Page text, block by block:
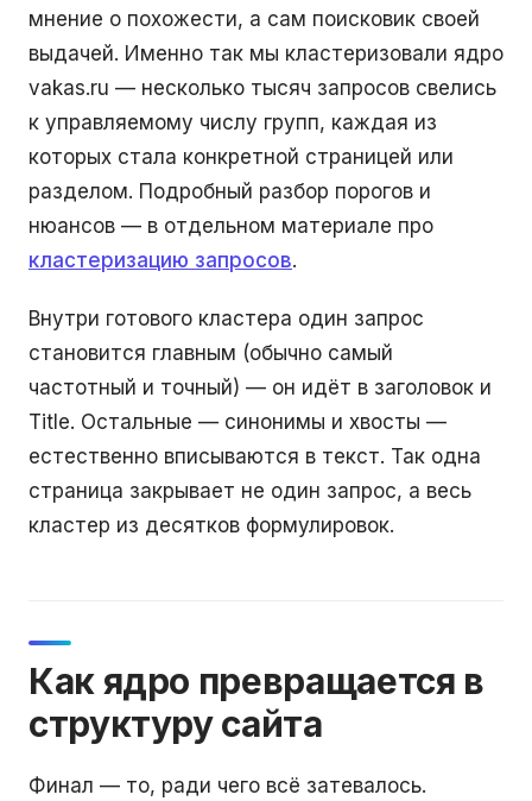
мнение о похожести, а сам поисковик своей
выдачей. Именно так мы кластеризовали ядро
vakas.ru — несколько тысяч запросов свелись
к управляемому числу групп, каждая из
которых стала конкретной страницей или
разделом. Подробный разбор порогов и
нюансов — в отдельном материале про
кластеризацию запросов.
Внутри готового кластера один запрос
становится главным (обычно самый
частотный и точный) — он идёт в заголовок и
Title. Остальные — синонимы и хвосты —
естественно вписываются в текст. Так одна
страница закрывает не один запрос, а весь
кластер из десятков формулировок.
Как ядро превращается в
структуру сайта
Финал — то, ради чего всё затевалось.